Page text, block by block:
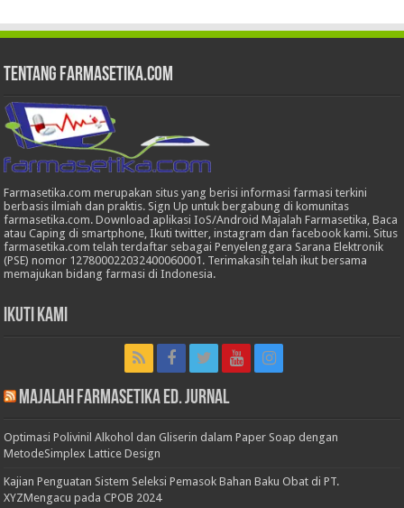
Tentang Farmasetika.com
Farmasetika.com merupakan situs yang berisi informasi farmasi terkini
berbasis ilmiah dan praktis. Sign Up untuk bergabung di komunitas
farmasetika.com. Download aplikasi IoS/Android Majalah Farmasetika, Baca
atau Caping di smartphone, Ikuti twitter, instagram dan facebook kami. Situs
farmasetika.com telah terdaftar sebagai Penyelenggara Sarana Elektronik
(PSE) nomor 127800022032400060001. Terimakasih telah ikut bersama
memajukan bidang farmasi di Indonesia.
Ikuti Kami
Majalah Farmasetika Ed. Jurnal
Optimasi Polivinil Alkohol dan Gliserin dalam Paper Soap dengan
MetodeSimplex Lattice Design
Kajian Penguatan Sistem Seleksi Pemasok Bahan Baku Obat di PT.
XYZMengacu pada CPOB 2024